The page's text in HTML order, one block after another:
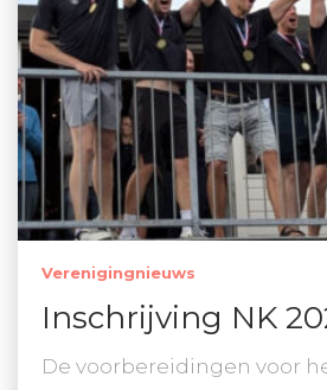
Verenigingnieuws
Inschrijving NK
De voorbereidingen voor